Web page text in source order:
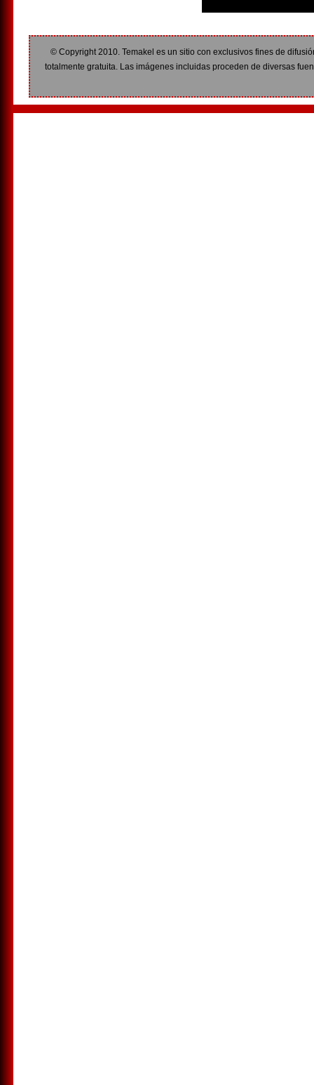
© Copyright 2010. Temakel es un sitio con exclusivos fines de
totalmente gratuita. Las imágenes incluidas proceden de diversas